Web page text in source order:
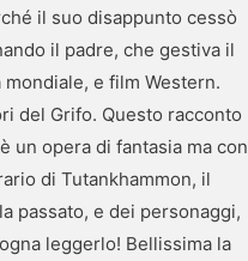
il suo disappunto cessò
il padre, che gestiva il
e film Western.
del Grifo. Questo racconto
un opera di fantasia ma con
di Tutankhammon, il
passato, e dei personaggi,
leggerlo! Bellissima la